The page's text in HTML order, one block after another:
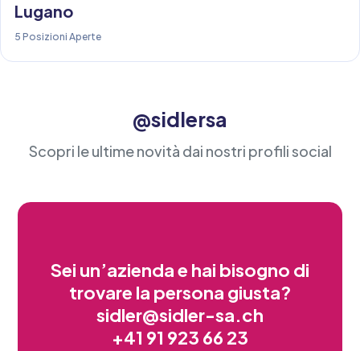
Lugano
5 Posizioni Aperte
@sidlersa
Scopri le ultime novità dai nostri profili social
Sei un’azienda e hai bisogno di
trovare la persona giusta?
sidler@sidler-sa.ch
+41 91 923 66 23